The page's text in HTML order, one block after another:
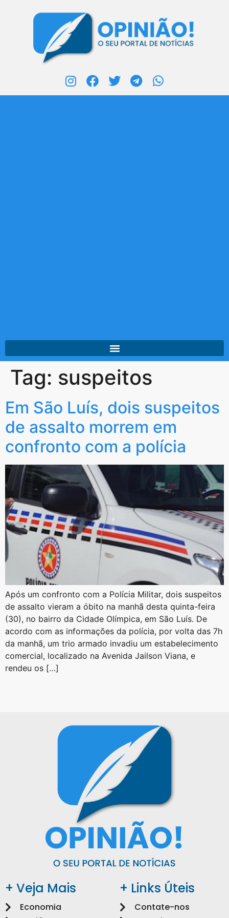
Tag: suspeitos
Em São Luís, dois suspeitos
de assalto morrem em
confronto com a polícia
Após um confronto com a Polícia Militar, dois suspeitos
de assalto vieram a óbito na manhã desta quinta-feira
(30), no bairro da Cidade Olímpica, em São Luís. De
acordo com as informações da polícia, por volta das 7h
da manhã, um trio armado invadiu um estabelecimento
comercial, localizado na Avenida Jailson Viana, e
rendeu os […]
+ Veja Mais
Economia
+ Links Úteis
Contate-nos